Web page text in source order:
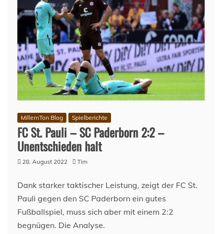
MillernTon Blog Spielberichte
FC St. Pauli – SC Paderborn 2:2 –
Unentschieden halt
28. August 2022 Tim
Dank starker taktischer Leistung, zeigt der FC St.
Pauli gegen den SC Paderborn ein gutes
Fußballspiel, muss sich aber mit einem 2:2
begnügen. Die Analyse.